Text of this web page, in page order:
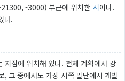
-3000) 부근에 위치한시이다.
다.
지점에 위치해 있다. 전체 계획에서 강
, 그 중에서도 가장 서쪽 말단에서 개발